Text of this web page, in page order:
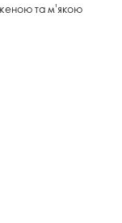
та м'якою